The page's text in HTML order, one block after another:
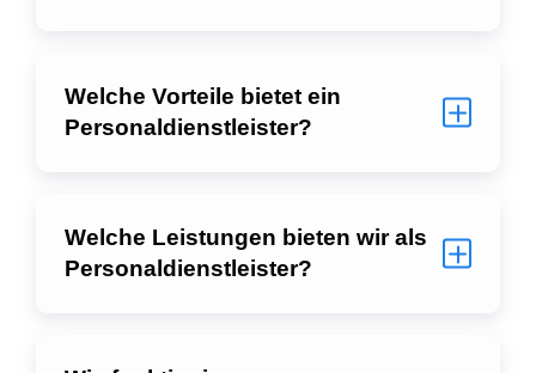
Welche Vorteile bietet ein
Personaldienstleister?
Welche Leistungen bieten wir als
Personaldienstleister?